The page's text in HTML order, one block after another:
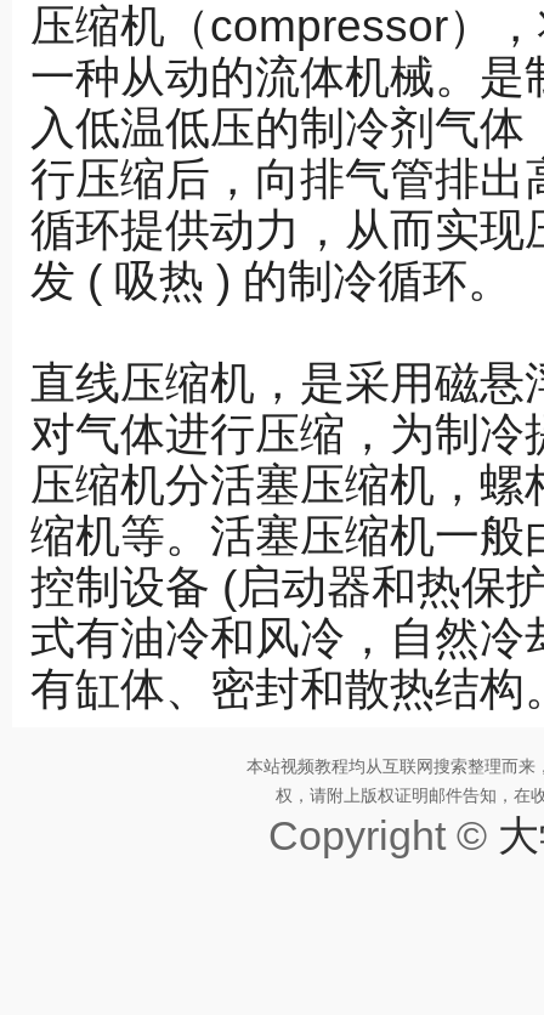
压缩机（compressor）
一种从动的流体机械。
入低温低压的制冷剂气
行压缩后，向排气管排
循环提供动力，从而实
发 ( 吸热 ) 的制冷循环。
直线压缩机，是采用磁
对气体进行压缩，为制冷
压缩机分活塞压缩机，
缩机等。活塞压缩机一
控制设备 (启动器和热保
式有油冷和风冷，自然
有缸体、密封和散热结构
本站视频教程均从互联网搜索整理而
权，请附上版权证明邮件告知，在
Copyright ©